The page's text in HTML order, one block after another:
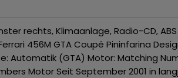
rechts, Klimaanlage, Radio-CD,
456M GTA Coupé Pininfarina
Automatik (GTA) Motor: Matching
MotorSeit September 2001 in